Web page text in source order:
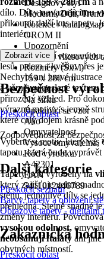
Designový styl
Moderní, Děti, Trend
Kolekce / katalog
OROM II
Upozornění
Kolekce vliesových
Rozměry (ŠxV)
159 x 280 cm
Formát
Na šířku
Opakující se vzor
Ano
Omyvatelnost
Vysoce omyvatelná,
Kód výrobku
A42301
EAN
5411012446789
dílo. Díkynavazujícímu
přikoupit další kus tapety.
interiéru.
Kolekce nabízí
lesů, palem a květin, přes
Nechybí ani hravé
a věrně vykreslené textury
přirozený vzhled. Pro
výrazné motivy s jemně
které celý dojem krásně
Vyberte si motiv, který vás
tapetu, která bude vyprávět
Tapety jsou vyrobeny na
který zajišťuje velmi
stěnu, jednotlivé díly se
přehledná. Stejně snadné
změny interiéru.
vysokou odolnost,
neobsahují ftaláty ani jiné
obytných místností.
Zobrazit více
Bezpečnost
Přeskočit oblast
Zodpovědnost za
Další kategorie
Přeskočit seznam
Barvy, tapety a obložení
Obrazové tapety - digitální
Zákaznická
Přeskočit oblast